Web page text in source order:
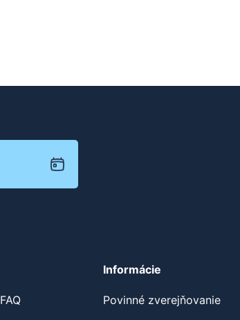
FAQ
Informácie
Povinné zverejňovanie